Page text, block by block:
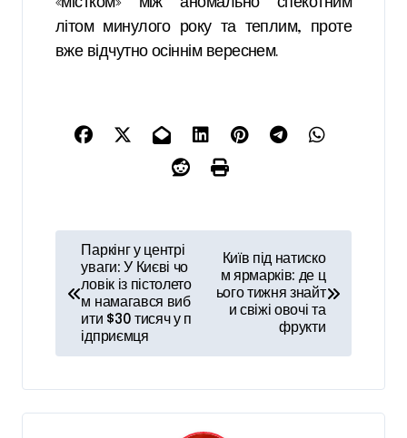
літом минулого року та теплим, проте
вже відчутно осіннім вереснем.
в
г
а
ц
Паркінг у центрі
уваги: У Києві чо
ловік із пістолето
м намагався виб
ити $30 тисяч у п
ідприємця
Київ під натиско
м ярмарків: де ц
ього тижня знайт
и свіжі овочі та
фрукти